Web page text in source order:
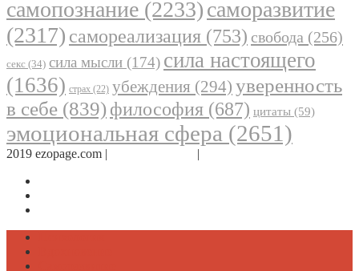
самопознание (2233)саморазвитие
(2317) самореализация (753) свобода (256)
секс (34) сила мысли (174) сила настоящего
(1636) страх (22) убеждения (294) уверенность
в себе (839) философия (687) цитаты (59)
эмоциональная сфера (2651)
2019 ezopage.com | |